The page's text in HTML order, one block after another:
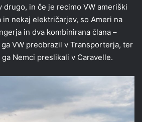
drugo, in če je recimo VW ameriški
nekaj električarjev, so Ameri na
in dva kombinirana člana –
VW preobrazil v Transporterja, ter
Nemci preslikali v Caravelle.